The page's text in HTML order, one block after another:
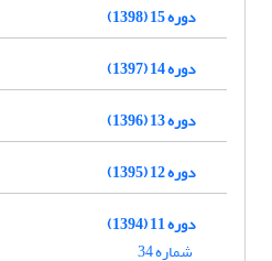
دوره 15 (1398)
دوره 14 (1397)
دوره 13 (1396)
دوره 12 (1395)
دوره 11 (1394)
شماره 34